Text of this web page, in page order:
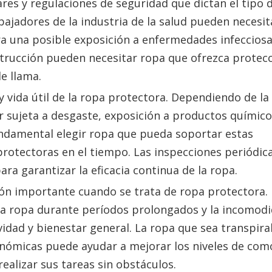
y regulaciones de seguridad que dictan el tipo
de la industria de la salud pueden
posible exposición a enfermedades
pueden necesitar ropa que ofrezca
llama.
útil de la ropa protectora. Dependiendo de la
a desgaste, exposición a productos
elegir ropa que pueda soportar estas
en el tiempo. Las inspecciones
garantizar la eficacia continua de la ropa.
importante cuando se trata de ropa protectora.
ropa durante períodos prolongados y la
y bienestar general. La ropa que sea
puede ayudar a mejorar los niveles de
sus tareas sin obstáculos.